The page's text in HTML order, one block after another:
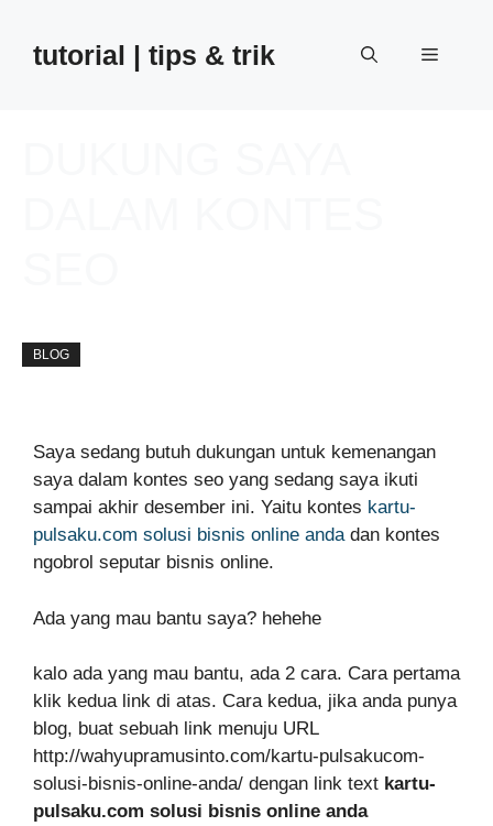
contenttutorial | tips & trik Menu
BLOG
Saya sedang butuh dukungan untuk kemenangan
saya dalam kontes seo yang sedang saya ikuti
sampai akhir desember ini. Yaitu kontes kartu-
pulsaku.com solusi bisnis online andadan kontes
ngobrol seputar bisnis online.
Ada yang mau bantu saya? hehehe
kalo ada yang mau bantu, ada 2 cara. Cara pertama
klik kedua link di atas. Cara kedua, jika anda punya
blog, buat sebuah link menuju URL
http://wahyupramusinto.com/kartu-pulsakucom-
solusi-bisnis-online-anda/ dengan link text kartu-
pulsaku.com solusi bisnis online anda